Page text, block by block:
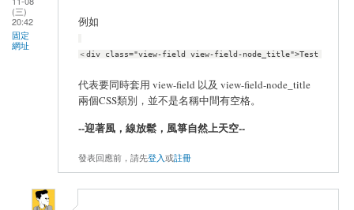
(三)
20:42
固定
網址
例如
＜div class="view-field view-field-node_title">Test
代表要同時套用 view-field 以及 view-field-node_title
兩個CSS類別，並不是名稱中間有空格。
--迎著風，線放鬆，風箏自然上天空--
發表回應前，請先登入或註冊